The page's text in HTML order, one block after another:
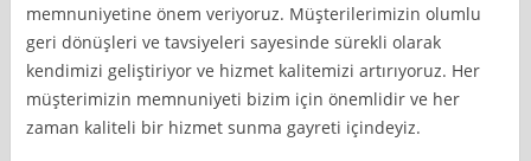
memnuniyetine önem veriyoruz. Müşterilerimizin olumlu
geri dönüşleri ve tavsiyeleri sayesinde sürekli olarak
kendimizi geliştiriyor ve hizmet kalitemizi artırıyoruz. Her
müşterimizin memnuniyeti bizim için önemlidir ve her
zaman kaliteli bir hizmet sunma gayreti içindeyiz.